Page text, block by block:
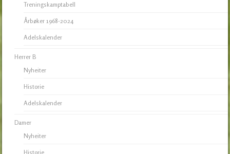
Treningskamptabell
Årbøker 1968-2024
Adelskalender
Herrer B
Nyheiter
Historie
Adelskalender
Damer
Nyheiter
Historie